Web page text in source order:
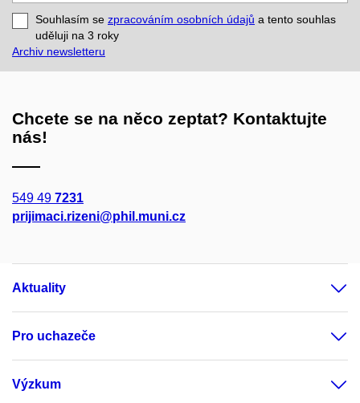
e-
mail
Souhlasím se zpracováním osobních údajů a tento souhlas
uděluji na 3 roky
Archiv newsletteru
Chcete se na něco zeptat? Kontaktujte
nás!
549 49 7231
prijimaci.rizeni@phil.muni.cz
Aktuality
Pro uchazeče
Výzkum